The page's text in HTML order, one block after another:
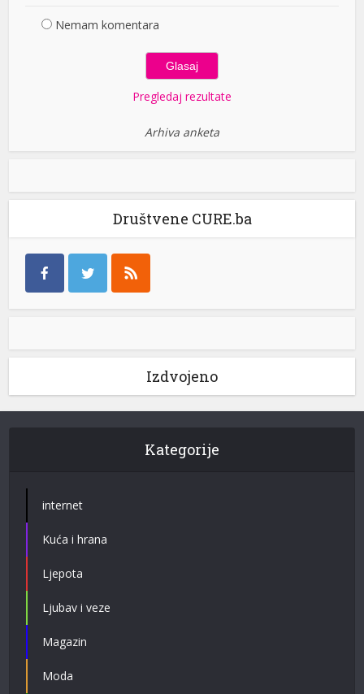
Nemam komentara
Pregledaj rezultate
Arhiva anketa
Društvene CURE.ba
Izdvojeno
Kategorije
internet
Kuća i hrana
Ljepota
Ljubav i veze
Magazin
Moda